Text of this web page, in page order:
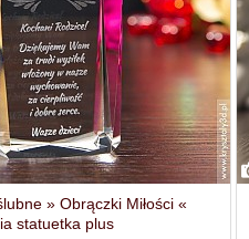
» Obrączki Miłości «
statuetka plus